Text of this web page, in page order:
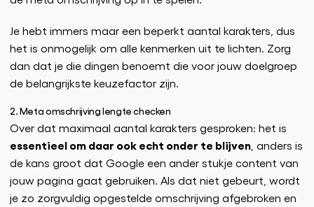
Je hebt immers maar een beperkt aantal karakters, dus
het is onmogelijk om alle kenmerken uit te lichten. Zorg
dan dat je die dingen benoemt die voor jouw doelgroep
de belangrijkste keuzefactor zijn.
2. Meta omschrijving lengte checken
Over dat maximaal aantal karakters gesproken: het is
essentieel om daar ook echt onder te blijven , anders is
de kans groot dat Google een ander stukje content van
jouw pagina gaat gebruiken. Als dat niet gebeurt, wordt
je zo zorgvuldig opgestelde omschrijving afgebroken en